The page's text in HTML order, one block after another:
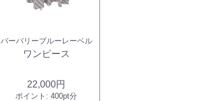
バーバリーブルーレーベル
ワンピース
22,000円
ポイント:400pt分